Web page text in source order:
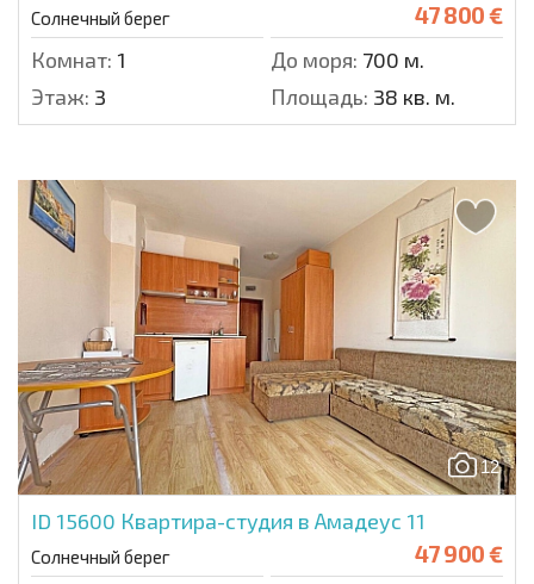
Солнечный берег 47 800 €
Комнат: 1 До моря: 700 м.
Этаж: 3 Площадь: 38 кв. м.
12
ID 15600 Квартира-студия в Амадеус 11
Солнечный берег 47 900 €